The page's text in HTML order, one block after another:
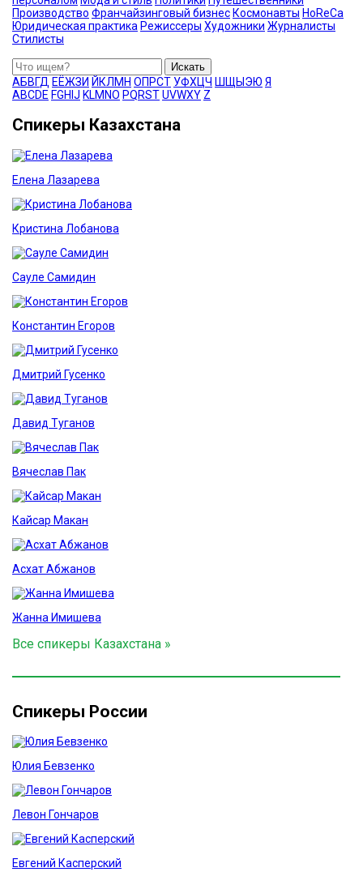
Производство Франчайзинговый бизнес Космонавты HoReCa
Юридическая практика Режиссеры Художники Журналисты
Стилисты
Искать
АБВГД ЕЁЖЗИ Й КЛ М Н ОП РСТ УФХЦЧ Ш ЩЫ ЭЮ Я
ABCDE FGH J KLM NO PQRSTUVWXY Z
Спикеры Казахстана
Елена Лазарева
Кристина Лобанова
Сауле Самидин
Константин Егоров
Дмитрий Гусенко
Давид Туганов
Вячеслав Пак
Кайсар Макан
Асхат Абжанов
Жанна Имишева
Все спикеры Казахстана »
Спикеры России
Юлия Бевзенко
Левон Гончаров
Евгений Касперский